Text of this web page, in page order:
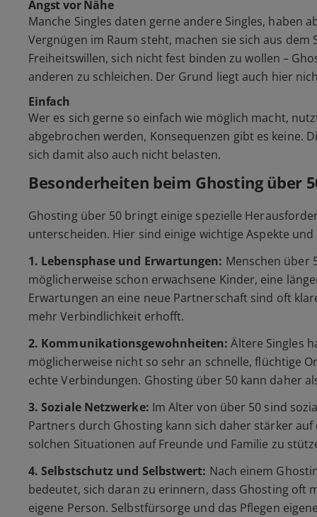
Angst vor Nähe
Manche Singles daten gerne andere Singles, haben
Vergnügen im Raum steht, machen sie sich aus
Freiheitswillen, sich nicht fest binden zu wollen –
anderen zu schleichen. Der Grund liegt auch hier
Einfach
Wer es sich gerne so einfach wie möglich macht,
abgebrochen werden, Konsequenzen gibt es keine.
sich damit also auch nicht belasten.
Besonderheiten beim Ghosting über
Ghosting über 50 bringt einige spezielle
unterscheiden. Hier sind einige wichtige Aspekte
1. Lebensphase und Erwartungen: Menschen über
möglicherweise schon erwachsene Kinder, eine
Erwartungen an eine neue Partnerschaft sind oft
mehr Verbindlichkeit erhofft.
2. Kommunikationsgewohnheiten: Ältere Singles
möglicherweise nicht so sehr an schnelle, flüchtige
echte Verbindungen. Ghosting über 50 kann daher
3. Soziale Netzwerke: Im Alter von über 50 sind
Partners durch Ghosting kann sich daher stärker
solchen Situationen auf Freunde und Familie zu
4. Selbstschutz und Selbstwert: Nach einem
bedeutet, sich daran zu erinnern, dass Ghosting oft
eigene Person. Selbstfürsorge und das Pflegen